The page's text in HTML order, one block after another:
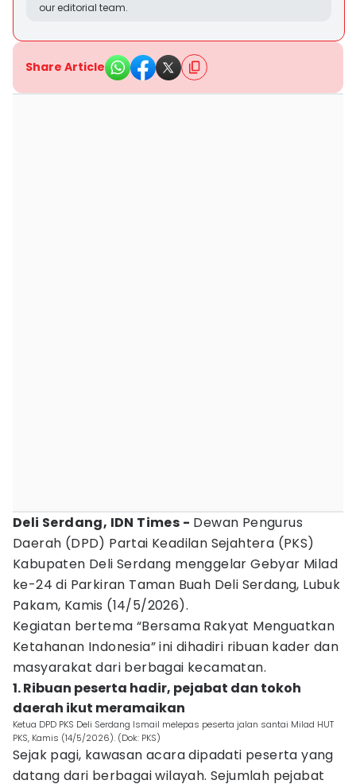
our editorial team.
Share Article
Deli Serdang, IDN Times - Dewan Pengurus
Daerah (DPD) Partai Keadilan Sejahtera (PKS)
Kabupaten Deli Serdang menggelar Gebyar Milad
ke-24 di Parkiran Taman Buah Deli Serdang, Lubuk
Pakam, Kamis (14/5/2026).
Kegiatan bertema “Bersama Rakyat Menguatkan
Ketahanan Indonesia” ini dihadiri ribuan kader dan
masyarakat dari berbagai kecamatan.
1. Ribuan peserta hadir, pejabat dan tokoh
daerah ikut meramaikan
Ketua DPD PKS Deli Serdang Ismail melepas peserta jalan santai Milad HUT
PKS, Kamis (14/5/2026). (Dok: PKS)
Sejak pagi, kawasan acara dipadati peserta yang
datang dari berbagai wilayah. Sejumlah pejabat